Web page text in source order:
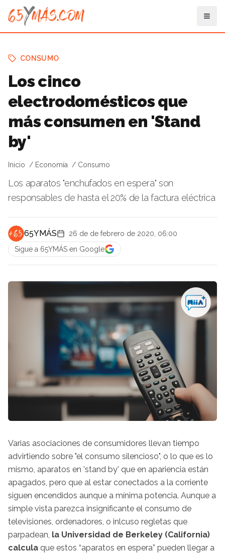
CONSUMO
Los cinco
electrodomésticos que
más consumen en 'Stand
by'
Inicio Economía Consumo
Los aparatos "enchufados en espera" son
responsables de hasta el 20% de la factura eléctrica
65YMÁS
26 de de febrero de 2020, 06:00
Sigue a 65YMÁS en Google
Varias asociaciones de consumidores llevan tiempo
advirtiendo sobre "el consumo silencioso", o lo que es lo
mismo, aparatos en 'stand by' que en apariencia están
apagados, pero que al estar conectados a la corriente
siguen encendidos aunque a mínima potencia. Aunque a
simple vista parezca insignificante el consumo de
televisiones, ordenadores, o inlcuso regletas que
parpadean, la Universidad de Berkeley (California)
calcula que estos “aparatos en espera” pueden llegar a